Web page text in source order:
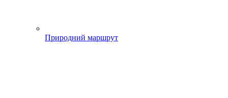
Природний маршрут